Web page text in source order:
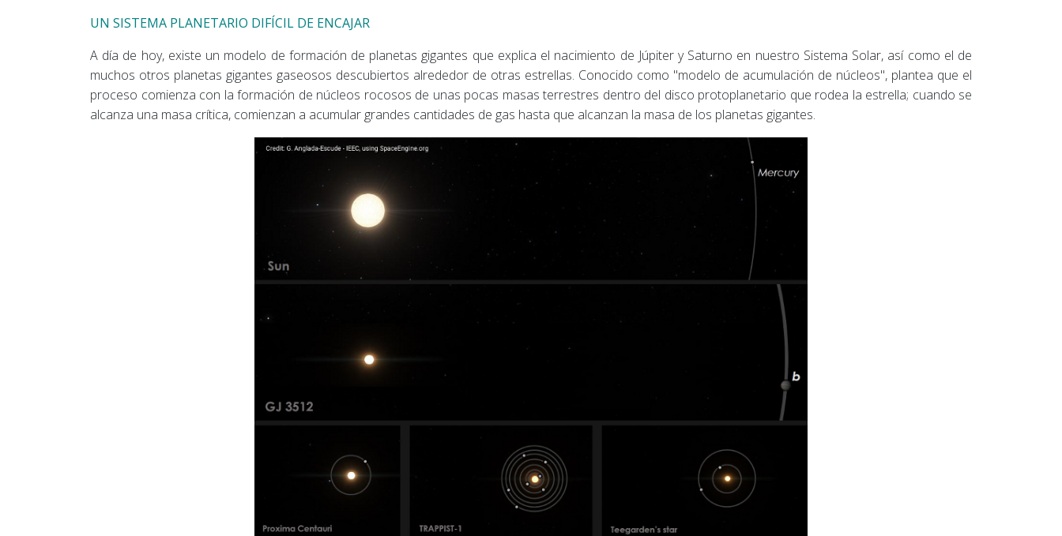
UN SISTEMA PLANETARIO DIFÍCIL DE ENCAJAR
A día de hoy, existe un modelo de formación de planetas gigantes que explica el nacimiento de Júpiter y Saturno en nuestro Sistema Solar, así como el de
muchos otros planetas gigantes gaseosos descubiertos alrededor de otras estrellas. Conocido como "modelo de acumulación de núcleos", plantea que el
proceso comienza con la formación de núcleos rocosos de unas pocas masas terrestres dentro del disco protoplanetario que rodea la estrella; cuando se
alcanza una masa crítica, comienzan a acumular grandes cantidades de gas hasta que alcanzan la masa de los planetas gigantes.